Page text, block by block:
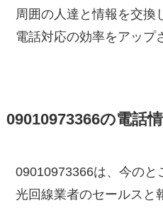
周囲の人達と情報を交換
電話対応の効率をアップ
09010973366の電話
09010973366は、今のと
光回線業者のセールスと